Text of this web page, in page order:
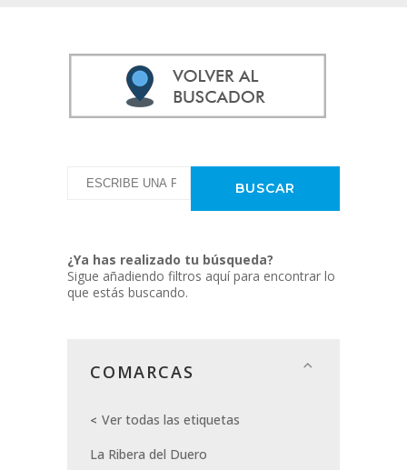
¿Ya has realizado tu búsqueda?
Sigue añadiendo filtros aquí para encontrar lo
que estás buscando.
COMARCAS
Ver todas las etiquetas
La Ribera del Duero